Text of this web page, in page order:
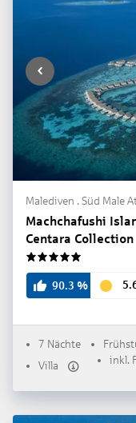
Malediven . Süd Male
Machchafushi
Centara Collection
5
90.3 %
7 Nächte
Villa
inkl.